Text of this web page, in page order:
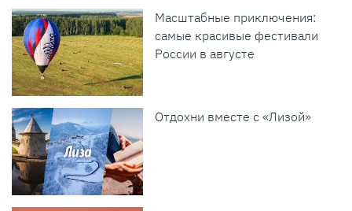
Масштабные приключения:
самые красивые фестивали
России в августе
Отдохни вместе с «Лизой»